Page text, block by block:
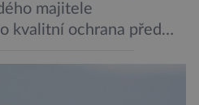
majitele
kvalitní ochrana před